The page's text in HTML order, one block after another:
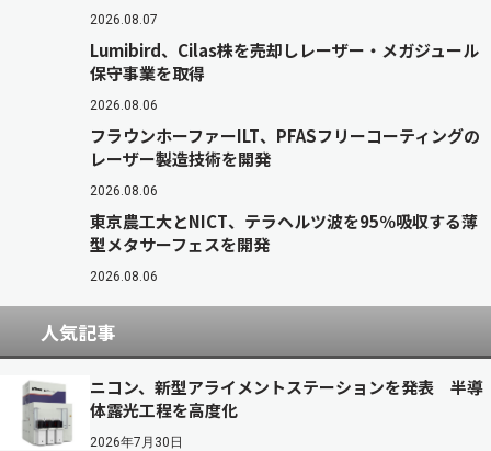
2026.08.07
Lumibird、Cilas株を売却しレーザー・メガジュール
保守事業を取得
2026.08.06
フラウンホーファーILT、PFASフリーコーティングの
レーザー製造技術を開発
2026.08.06
東京農工大とNICT、テラヘルツ波を95％吸収する薄
型メタサーフェスを開発
2026.08.06
人気記事
ニコン、新型アライメントステーションを発表 半導
体露光工程を高度化
2026年7月30日